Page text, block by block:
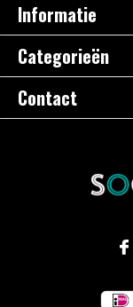
Informatie
Categorieën
Contact